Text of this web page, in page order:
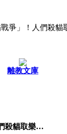
戰爭」！人們殺
離教文庫
殺貓取樂…